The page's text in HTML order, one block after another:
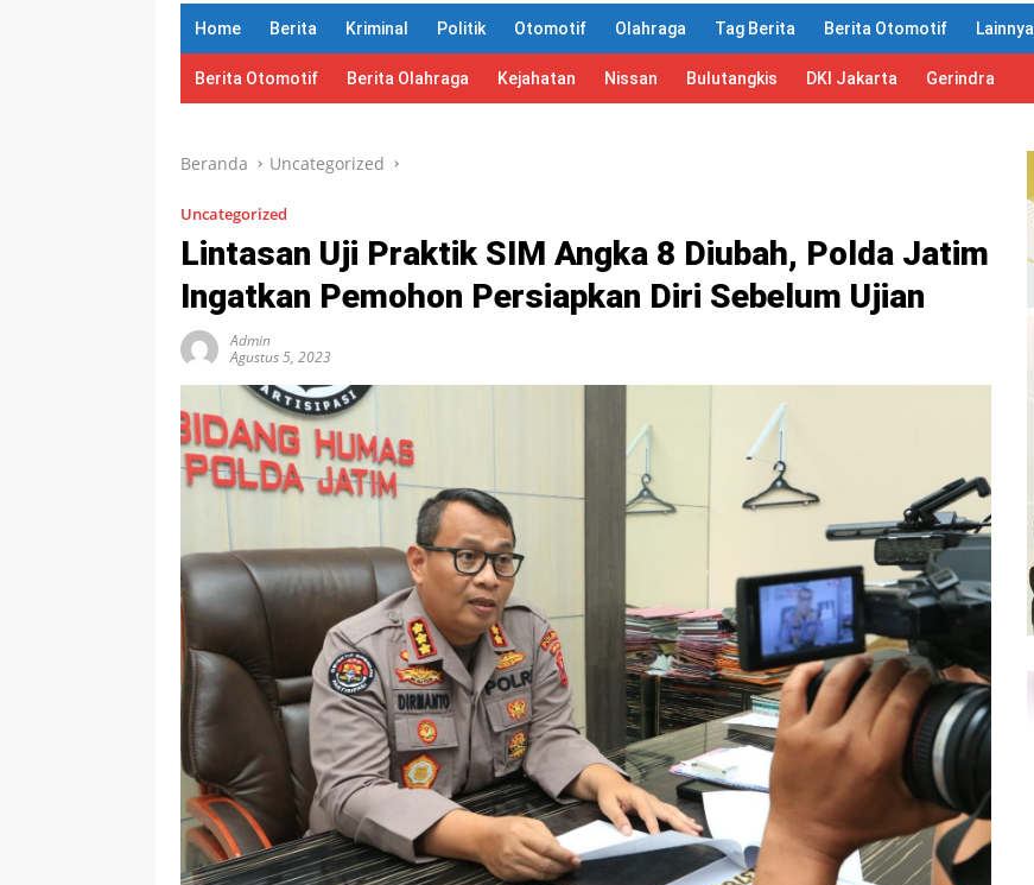
Home Berita Kriminal Politik Otomotif Olahraga Tag Berita Berita Otomotif Lainnya
Berita Otomotif Berita Olahraga Kejahatan Nissan Bulutangkis DKI Jakarta Gerindra
Beranda Uncategorized
Uncategorized
Lintasan Uji Praktik SIM Angka 8 Diubah, Polda Jatim
Ingatkan Pemohon Persiapkan Diri Sebelum Ujian
Admin
Agustus 5, 2023